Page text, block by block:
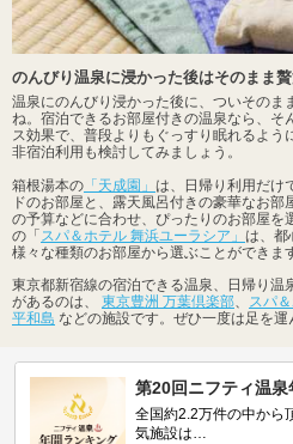
のんびり温泉に浸かった後はそのまま贅
温泉にのんびり浸かった後に、ついそのま
ね。宿泊できるお部屋付きの温泉なら、そ
ス効果で、普段よりもぐっすり眠れるよう
非宿泊利用も検討してみましょう。
箱根湯本の 「天成園」 は、日帰り利用だけ
ドのお部屋と、露天風呂付きの豪華なお
の予算などに合わせ、ぴったりのお部屋を
の「 スパ＆ホテル 舞浜ユーラシア」 は、都
様々な種類のお部屋から選ぶことができま
東京都新宿線の宿泊できる温泉、日帰り温
があるのは、 東京豊洲 万葉倶楽部 スパ
平和島 などの施設です。ぜひ一度は足を運
第20回ニフティ温
全国約2.2万件の中から
気施設は…